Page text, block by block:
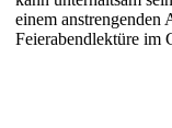
einem anstrengenden
Feierabendlektüre im